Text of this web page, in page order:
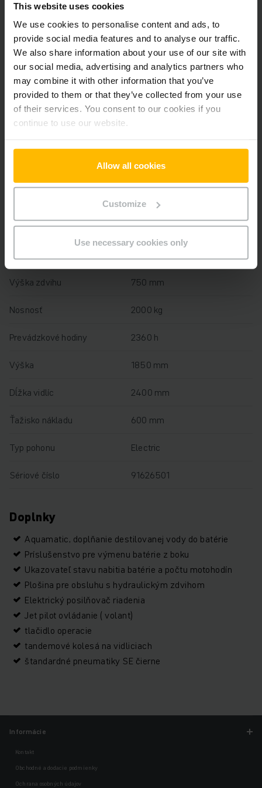
This website uses cookies
We use cookies to personalise content and ads, to
provide social media features and to analyse our traffic.
We also share information about your use of our site with
our social media, advertising and analytics partners who
may combine it with other information that you’ve
provided to them or that they’ve collected from your use
of their services. You consent to our cookies if you
continue to use our website.
Allow all cookies
Customize
Use necessary cookies only
Informácie o výrobku
Nasledujúca časť poskytuje komplexný prehľad technických
špecifikácií a vybavenia vozidla.
Technické údaje
465 Ah
2018
Battery Refurbishment Year 2024
Výška zdvihu 750 mm
Nosnosť 2000 kg
Prevádzkové hodiny 2360 h
Výška 1850 mm
Dĺžka vidlíc 2400 mm
Ťažisko nákladu 600 mm
Typ pohonu Electric
Sériové číslo 91626501
Doplnky
Aquamatic, doplňanie destilovanej vody do batérie
Príslušenstvo pre výmenu batérie z boku
Ukazovateľ stavu nabitia batérie a počtu motohodín
Plošina pre obsluhu s hydraulickým zdvihom
Elektrický posilňovač riadenia
Jet pilot ovládanie ( volant)
tlačidlo operacie
tandemové kolesá na vidliciach
štandardné pneumatiky SE čierne
Informácie
Kontakt
Obchodné a dodacie podmienky
Ochrana osobných údajov